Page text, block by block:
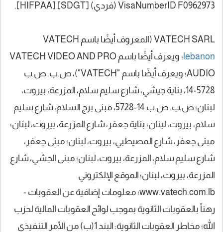
VisaNumberID F0962973 (فردي) [SDGT] [HIFPAA].
VATECH SARL (المعروف أيضًا باسم VATECH
lebanon
؛ ويعرف أيضًا باسم VATECH VIDEO AND PRO
AUDIO؛ ويعرف أيضًا باسم "VATECH")، ص.ب. ص.ب
5728-14، بناية جيشي، شارع سليم سلام، المزرعة، بيروت،
لبنان؛ ص.ب. ص.ب 14-5728، مبنى برج السلام، شارع سليم
سلام، بيروت، لبنان؛ بناية جعفر، شارع المزرعة، بيروت، لبنان؛
مبنى جعفر، شارع المصيطبي، بيروت، لبنان؛ مبنى جعفر،
شارع سليم سلام، المزرعة، بيروت، لبنان؛ مبنى الجشي، شارع
المزرعة، بيروت، لبنان؛ الموقع الإلكتروني
www.vatech.com.lb؛ معلومات إضافية عن العقوبات -
رهناً بالعقوبات الثانوية بموجب لوائح العقوبات المالية لحزب
الله؛ مخاطر العقوبات الثانوية: البند 1(ب) من الأمر التنفيذي